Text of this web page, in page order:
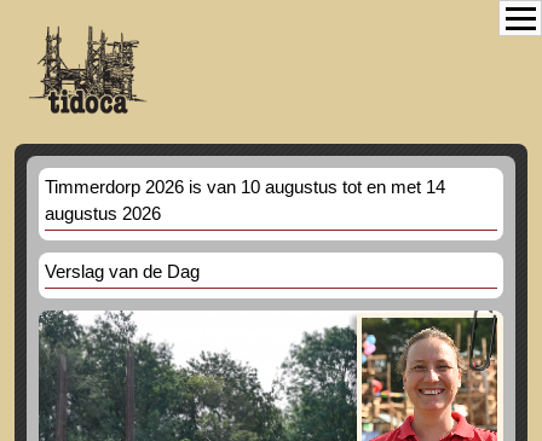
Timmerdorp 2026 is van 10 augustus tot en met 14
augustus 2026
Verslag van de Dag